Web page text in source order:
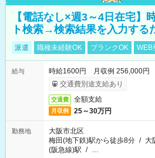
【電話なし×週3～4日在宅】
ト検索→検索結果を入力する
派遣 職種未経験OK ブランクOK WEB
給与
時給1600円 月収例 256,000円
交通費別途支給あり
交通費 全額支給
月収例 25～30万円
勤務地
大阪市北区
梅田(地下鉄)駅から徒歩8分 / 大
(阪急線)駅 / …